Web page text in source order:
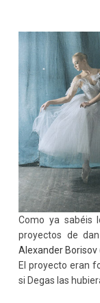
Como ya sabéis
proyectos de
Alexander Borisov
El proyecto eran
si Degas las